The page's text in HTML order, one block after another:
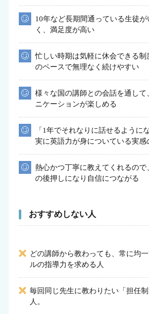
10年など長期間通っている生徒が
く、満足度が高い
忙しい時期は気軽に休会できる制
のペースで無理なく続けやすい
様々な国の講師との会話を通して
ニケーションが楽しめる
「1年でそれなりに話せるように
実に英語力が身についている実感
熱心かつ丁寧に教えてくれるので
の後押しになり自信につながる
おすすめしない人
どの講師から教わっても、常に均
ルの指導力を求める人
毎回同じ先生に教わりたい「担任
人。